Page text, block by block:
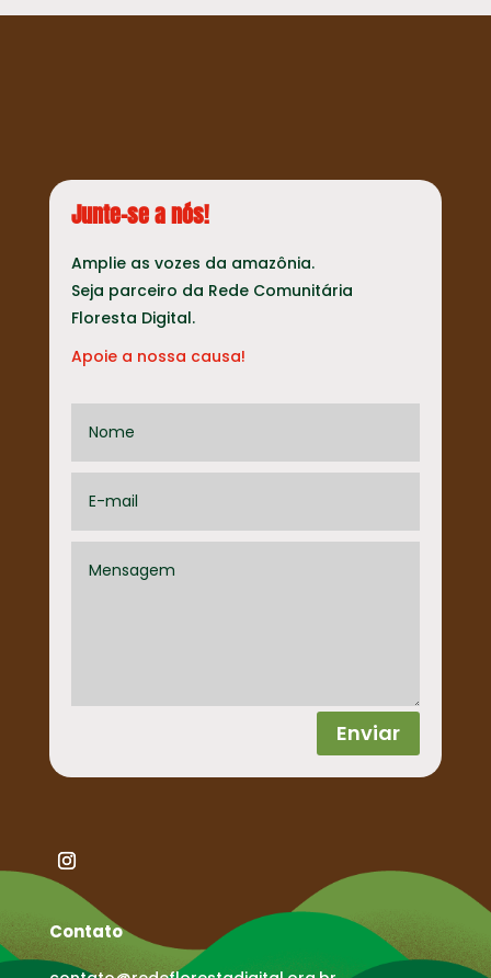
Junte-se a nós!
Amplie as vozes da amazônia.
Seja parceiro da Rede Comunitária
Floresta Digital.
Apoie a nossa causa!
Enviar
Contato